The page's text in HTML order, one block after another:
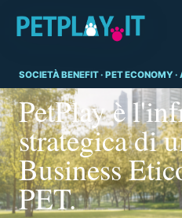
SOCIETÀ BENEFIT · PET ECONOMY ·
PetPlay è
strategica di
Business
PET.